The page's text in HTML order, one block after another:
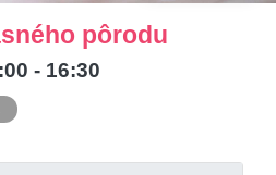
pôrodu
- 16:30